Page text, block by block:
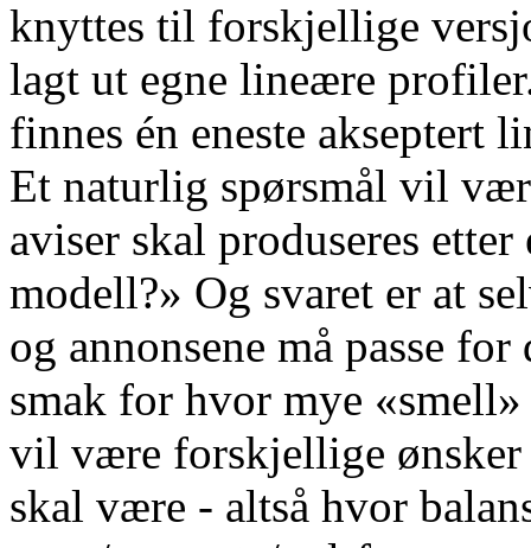
knyttes til forskjellige
lagt ut egne lineære
finnes én eneste
Et naturlig spørsmål vil
aviser skal produseres
modell?» Og svaret er at
og annonsene må passe
smak for hvor mye
vil være forskjellige
skal være - altså hvor